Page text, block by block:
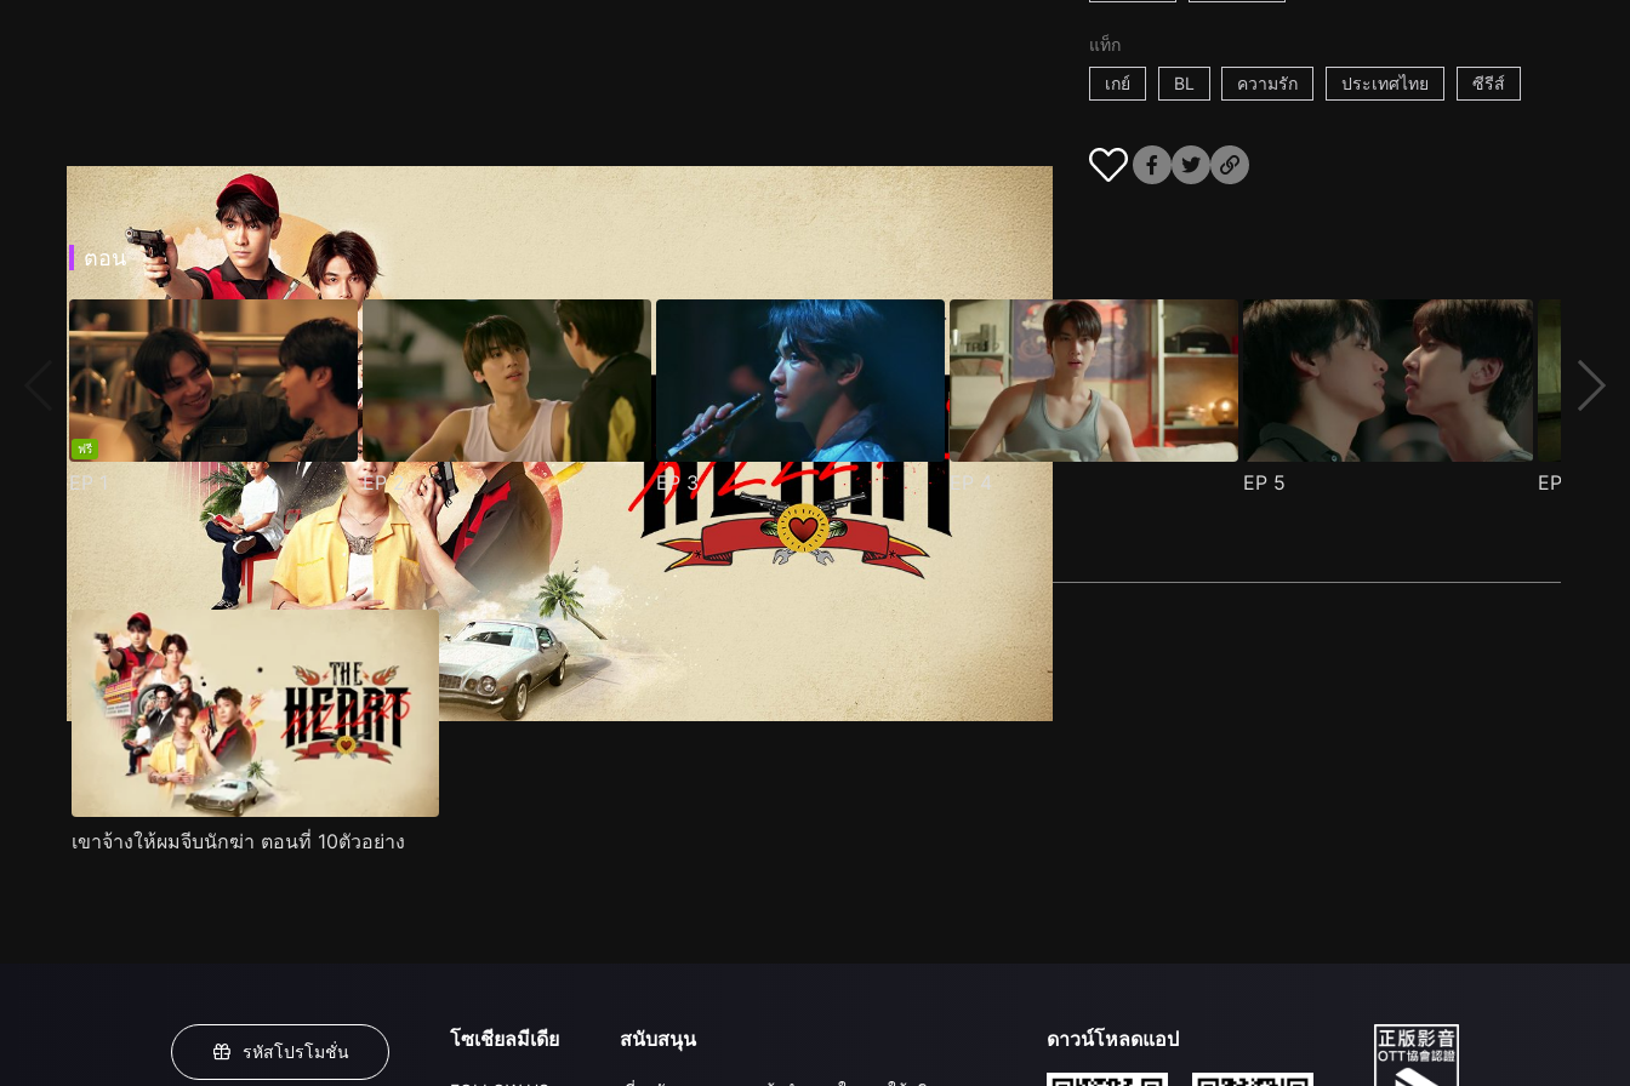
แท็ก
เกย์
BL ความรัก ประเทศไทย ซีรีส์
ตอน
ฟรี
EP 1 EP2 EP 3 EP 4 EP 5 EP
ตัวอย่าง ภาพนิ่ง เนื้อหาที่แนะนำ รายละเอียด
เขาจ้างให้ผมจีบนักฆ่า ตอนที่ 10ตัวอย่าง
รหัสโปรโมชั่น
โซเชียลมีเดีย สนับสนุน ดาวน์โหลดแอป